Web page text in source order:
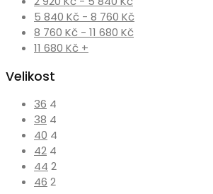
5 840 Kč - 8 760 Kč
8 760 Kč - 11 680 Kč
11 680 Kč +
Velikost
36 4
38 4
40 4
42 4
44 2
46 2